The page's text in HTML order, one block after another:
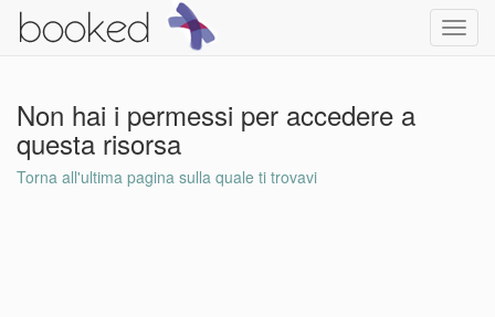
Non hai i permessi per accedere a
questa risorsa
Torna all'ultima pagina sulla quale ti trovavi